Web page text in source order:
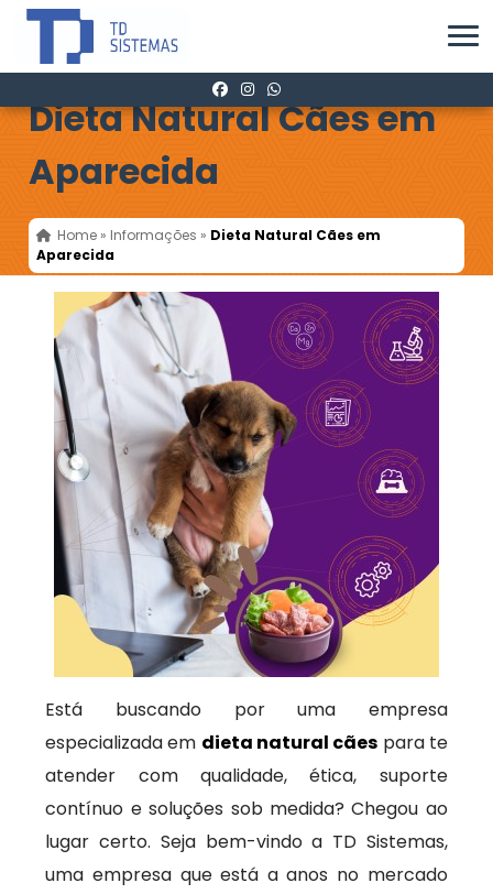
Dieta Natural Cães em
Aparecida
Home » Informações » Dieta Natural Cães em
Aparecida
Está buscando por uma empresa
especializada em dieta natural cães para te
atender com qualidade, ética, suporte
contínuo e soluções sob medida? Chegou ao
lugar certo. Seja bem-vindo a TD Sistemas,
uma empresa que está a anos no mercado